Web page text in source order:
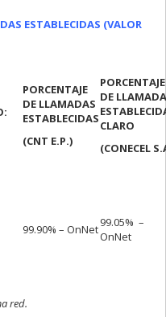
ESTABLECIDAS (VALOR
PORCENTAJE
DE LLAMADAS
ESTABLECIDAS
(CNT E.P.)
PORCENTAJE
DE
CLARO
(CONECEL
99.90% – OnNet99.05% –
OnNet
red.